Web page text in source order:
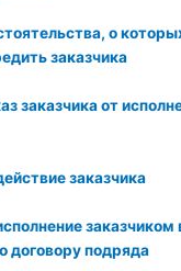
о
заказчика
заказчика от
заказчика
заказчиком
договору подряда